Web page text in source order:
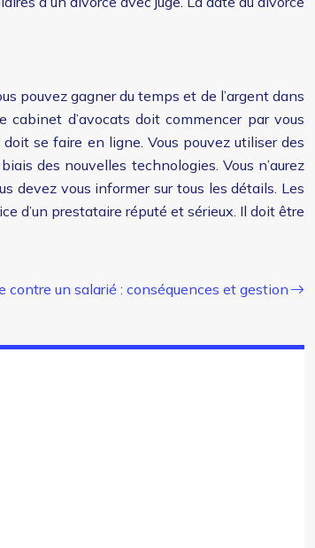
pouvez gagner du temps et de l’argent dans
d’avocats doit commencer par vous
se faire en ligne. Vous pouvez utiliser des
des nouvelles technologies. Vous n’aurez
devez vous informer sur tous les détails. Les
d’un prestataire réputé et sérieux. Il doit être
un salarié : conséquences et gestion